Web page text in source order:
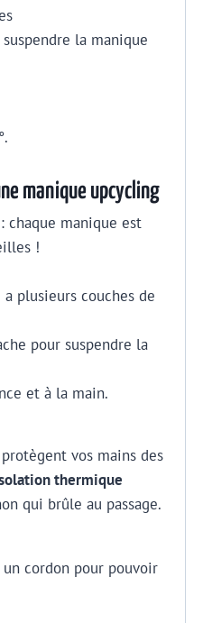
la manique
manique upcycling
: chaque manique est
!
plusieurs couches de
pour suspendre la
et à la main.
protègent vos mains des
thermique
qui brûle au passage.
cordon pour pouvoir